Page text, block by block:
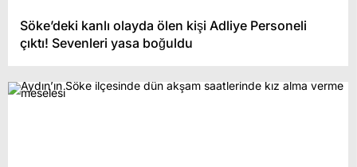
Söke’deki kanlı olayda ölen kişi Adliye Personeli
çıktı! Sevenleri yasa boğuldu